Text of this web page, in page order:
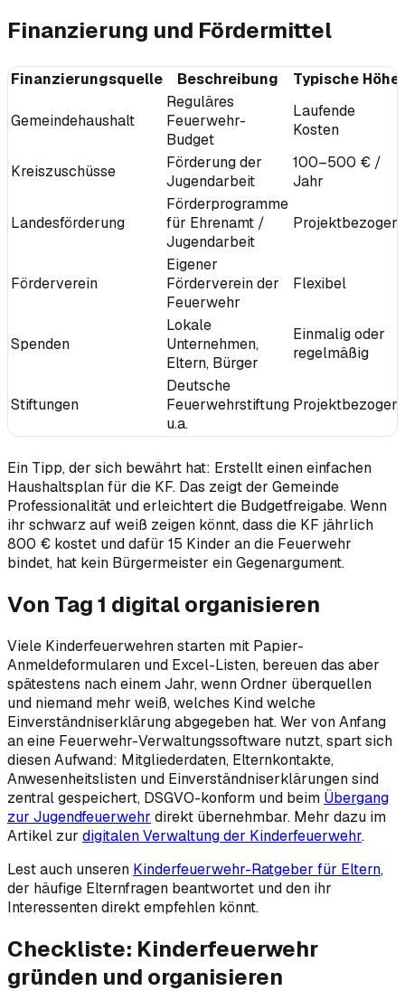
Finanzierung und Fördermittel
Finanzierungsquelle Beschreibung Typische Höhe
Gemeindehaushalt
Reguläres
Feuerwehr-
Budget
Laufende
Kosten
Kreiszuschüsse
Förderung der
Jugendarbeit
100–500 € /
Jahr
Landesförderung
Förderprogramme
für Ehrenamt /
Jugendarbeit
Projektbezogen
Förderverein
Eigener
Förderverein der
Feuerwehr
Flexibel
Spenden
Lokale
Unternehmen,
Eltern, Bürger
Einmalig oder
regelmäßig
Stiftungen
Deutsche
Feuerwehrstiftung
u.a.
Projektbezogen
Ein Tipp, der sich bewährt hat: Erstellt einen einfachen
Haushaltsplan für die KF. Das zeigt der Gemeinde
Professionalität und erleichtert die Budgetfreigabe. Wenn
ihr schwarz auf weiß zeigen könnt, dass die KF jährlich
800 € kostet und dafür 15 Kinder an die Feuerwehr
bindet, hat kein Bürgermeister ein Gegenargument.
Von Tag 1 digital organisieren
Viele Kinderfeuerwehren starten mit Papier-
Anmeldeformularen und Excel-Listen, bereuen das aber
spätestens nach einem Jahr, wenn Ordner überquellen
und niemand mehr weiß, welches Kind welche
Einverständniserklärung abgegeben hat. Wer von Anfang
an eine Feuerwehr-Verwaltungssoftware nutzt, spart sich
diesen Aufwand: Mitgliederdaten, Elternkontakte,
Anwesenheitslisten und Einverständniserklärungen sind
zentral gespeichert, DSGVO-konform und beim Übergang
zur Jugendfeuerwehr direkt übernehmbar. Mehr dazu im
Artikel zur digitalen Verwaltung der Kinderfeuerwehr.
Lest auch unseren Kinderfeuerwehr-Ratgeber für Eltern,
der häufige Elternfragen beantwortet und den ihr
Interessenten direkt empfehlen könnt.
Checkliste: Kinderfeuerwehr
gründen und organisieren